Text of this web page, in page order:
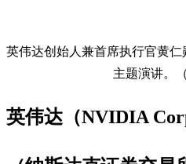
英伟达创始人兼首席执行官黄
主题演讲。
英伟达（NVIDIA